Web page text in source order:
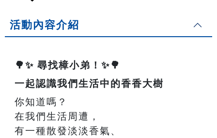
活動內容介紹
🌳✨ 尋找樟小弟！✨🌳
一起認識我們生活中的香香大樹
你知道嗎？
在我們生活周遭，
有一種散發淡淡香氣、